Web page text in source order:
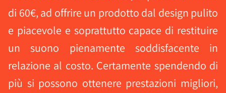
di 60€, ad offrire un prodotto dal design pulito
e piacevole e soprattutto capace di restituire
un suono pienamente soddisfacente in
relazione al costo. Certamente spendendo di
più si possono ottenere prestazioni migliori,